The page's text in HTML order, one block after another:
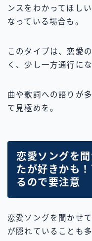
ンスをわかってほし
なっている場合も。
このタイプは、恋愛
く、少し一方通行に
曲や歌詞への語りが
て見極めを。
恋愛ソングを
たが好きかも
るので要注意
恋愛ソングを聞かせ
が隠れていることも多